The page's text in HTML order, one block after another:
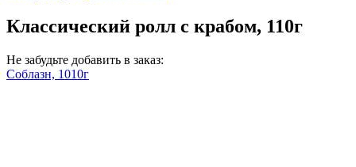
Классический ролл с крабом, 110г
Не забудьте добавить в заказ:
Соблазн, 1010г